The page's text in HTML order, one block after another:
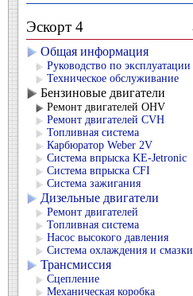
Эскорт 4
Общая информация
Руководство по эксплуатации
Техническое обслуживание
Бензиновые двигатели
Ремонт двигателей OHV
Ремонт двигателей CVH
Топливная система
Карбюратор Weber 2V
Система впрыска KЕ-Jetronic
Система впрыска CFI
Система зажигания
Дизельные двигатели
Ремонт двигателей
Топливная система
Насос высокого давления
Система охлаждения и смазки
Трансмиссия
Сцепление
Механическая коробка